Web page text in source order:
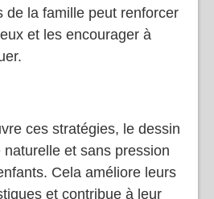
de la famille peut renforcer
et les encourager à
ces stratégies, le dessin
et sans pression
Cela améliore leurs
et contribue à leur